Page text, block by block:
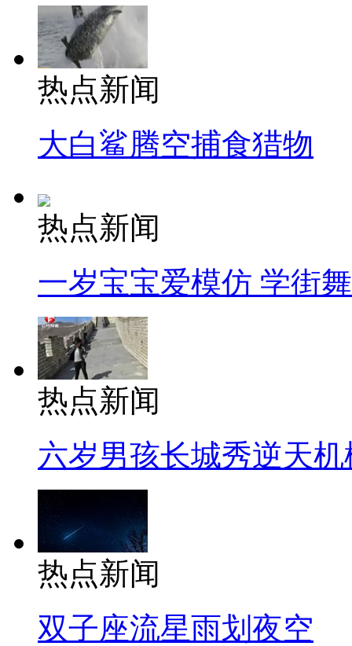
热点新闻
大白鲨腾空捕食猎物
热点新闻
一岁宝宝爱模仿 学街
热点新闻
六岁男孩长城秀逆天机
热点新闻
双子座流星雨划夜空